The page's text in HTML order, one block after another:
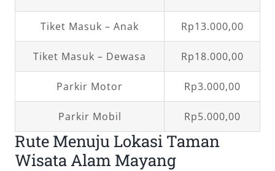
Tiket Masuk – Anak Rp13.000,00
Tiket Masuk – Dewasa Rp18.000,00
Parkir Motor Rp3.000,00
Parkir Mobil Rp5.000,00
Rute Menuju Lokasi Taman
Wisata Alam Mayang